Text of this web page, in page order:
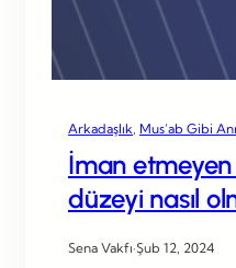
Arkadaşlık Mus’ab Gibi
İman
düzeyi nasıl
Sena Vakfı·Şub 12, 2024